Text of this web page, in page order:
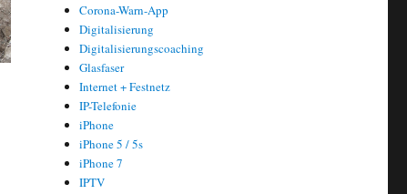
Corona-Warn-App
Digitalisierung
Digitalisierungscoaching
Glasfaser
Internet + Festnetz
IP-Telefonie
iPhone
iPhone 5 / 5s
iPhone 7
IPTV